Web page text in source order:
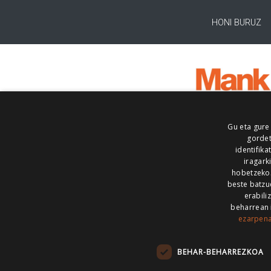
HONI BURUZ
ALEA
MAILOPE NOAUA
Gu eta
hobetzeko.
beste
beharrean
BEHAR-BEHARREZKOA